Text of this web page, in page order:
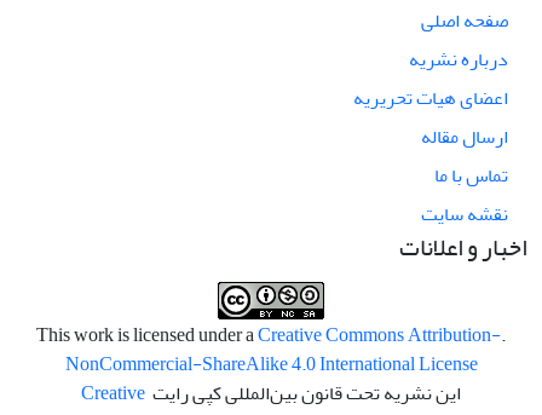
صفحه اصلی
درباره نشریه
اعضای هیات تحریریه
ارسال مقاله
تماس با ما
نقشه سایت
اخبار و اعلانات
.This work is licensed under a
Creative Commons Attribution-
NonCommercial-ShareAlike 4.0 International License
این نشریه تحت قانون بین‌المللی کپی رایت Creative